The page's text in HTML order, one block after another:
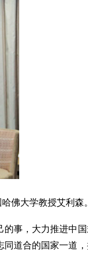
佛大学教授艾利森。
事，大力推进中
道合的国家一道